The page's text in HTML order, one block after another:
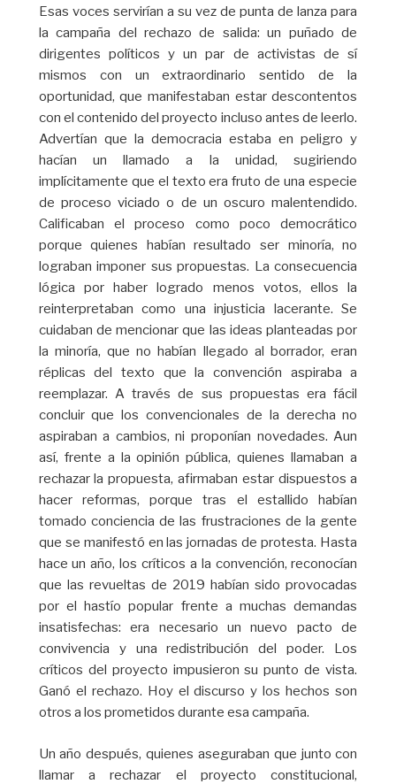
Esas voces servirían a su vez de punta de lanza para
la campaña del rechazo de salida: un puñado de
dirigentes políticos y un par de activistas de sí
mismos con un extraordinario sentido de la
oportunidad, que manifestaban estar descontentos
con el contenido del proyecto incluso antes de leerlo.
Advertían que la democracia estaba en peligro y
hacían un llamado a la unidad, sugiriendo
implícitamente que el texto era fruto de una especie
de proceso viciado o de un oscuro malentendido.
Calificaban el proceso como poco democrático
porque quienes habían resultado ser minoría, no
lograban imponer sus propuestas. La consecuencia
lógica por haber logrado menos votos, ellos la
reinterpretaban como una injusticia lacerante. Se
cuidaban de mencionar que las ideas planteadas por
la minoría, que no habían llegado al borrador, eran
réplicas del texto que la convención aspiraba a
reemplazar. A través de sus propuestas era fácil
concluir que los convencionales de la derecha no
aspiraban a cambios, ni proponían novedades. Aun
así, frente a la opinión pública, quienes llamaban a
rechazar la propuesta, afirmaban estar dispuestos a
hacer reformas, porque tras el estallido habían
tomado conciencia de las frustraciones de la gente
que se manifestó en las jornadas de protesta. Hasta
hace un año, los críticos a la convención, reconocían
que las revueltas de 2019 habían sido provocadas
por el hastío popular frente a muchas demandas
insatisfechas: era necesario un nuevo pacto de
convivencia y una redistribución del poder. Los
críticos del proyecto impusieron su punto de vista.
Ganó el rechazo. Hoy el discurso y los hechos son
otros a los prometidos durante esa campaña.
Un año después, quienes aseguraban que junto con
llamar a rechazar el proyecto constitucional,